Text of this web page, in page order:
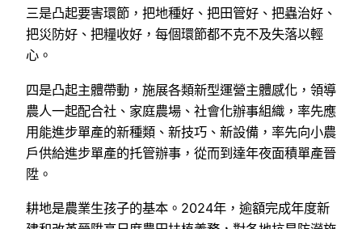
三是凸起要害環節，把地種好、把田管好、把蟲治好、
把災防好、把糧收好，每個環節都不克不及失落以輕
心。
四是凸起主體帶動，施展各類新型運營主體感化，領導
農人一起配合社、家庭農場、社會化辦事組織，率先應
用能進步單產的新種類、新技巧、新設備，率先向小農
戶供給進步單產的托管辦事，從而到達年夜面積單產晉
陞。
耕地是農業生孩子的基本。2024年，逾額完成年度新